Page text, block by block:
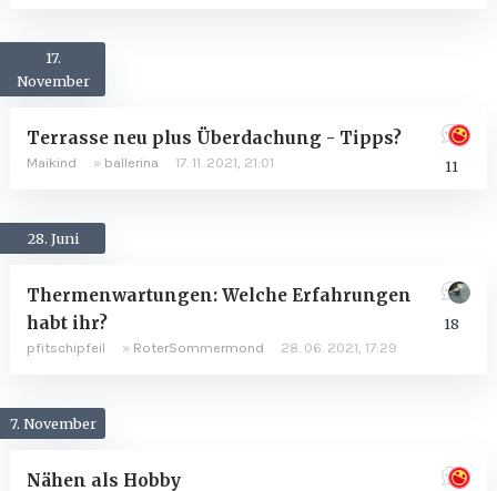
17.
November
11
Terrasse neu plus Überdachung - Tipps?
Maikind » ballerina 17. 11. 2021, 21:01
28. Juni
18
Thermenwartungen: Welche Erfahrungen
habt ihr?
pfitschipfeil » RoterSommermond 28. 06. 2021, 17:29
7. November
Nähen als Hobby